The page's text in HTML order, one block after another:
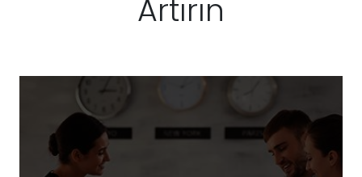
Artırın